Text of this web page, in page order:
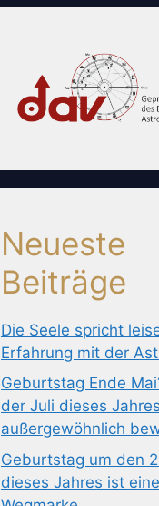
Neueste
Beiträge
Die Seele spricht
Erfahrung mit der
Geburtstag Ende
der Juli dieses
außergewöhnlich
Geburtstag um den
dieses Jahres ist